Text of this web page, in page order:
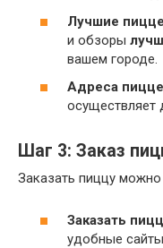
Лучшие
и обзоры
вашем городе.
Адреса
осуществляет
Шаг 3: Заказ
Заказать пиццу
Заказать
удобные